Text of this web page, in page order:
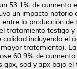
53.1% de
un impacto
la producción
tratamiento
incluyendo
tratamiento).
60.9% de
gpx, sod y apx bajo